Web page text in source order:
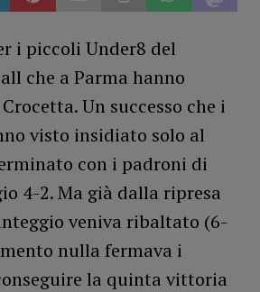
i piccoli Under8 del
che a Parma hanno
Un successo che i
visto insidiato solo al
con i padroni di
4-2. Ma già dalla ripresa
veniva ribaltato (6-
nulla fermava i
la quinta vittoria